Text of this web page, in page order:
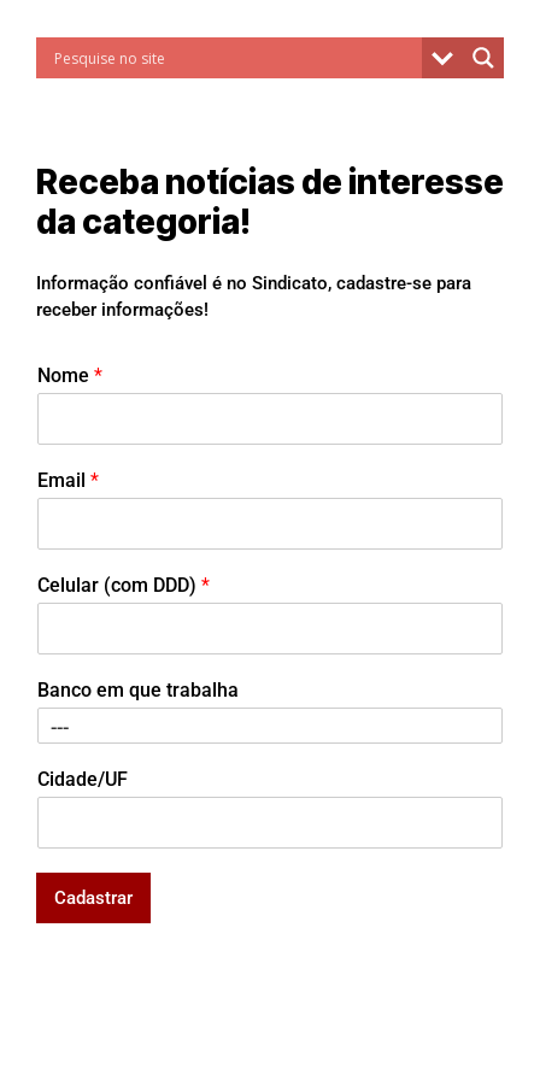
Receba notícias de interesse
da categoria!
Informação confiável é no Sindicato, cadastre-se para
receber informações!
Nome *
Email *
Celular (com DDD) *
Banco em que trabalha
Cidade/UF
Cadastrar